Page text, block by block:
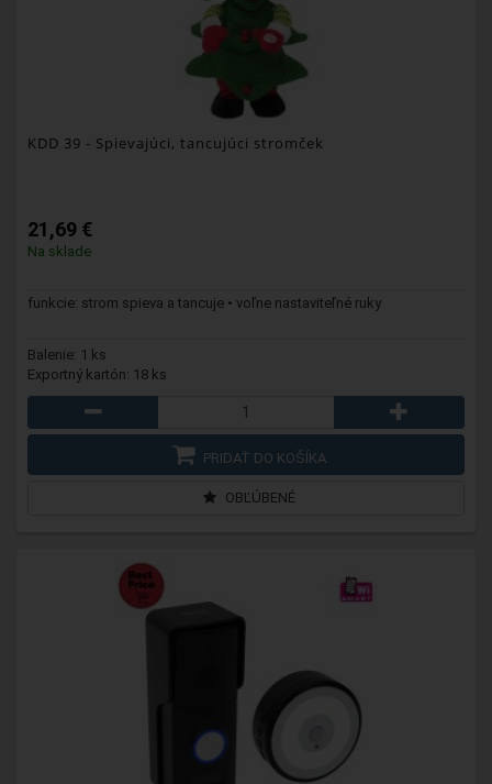
KDD 39 - Spievajúci, tancujúci stromček
21,69 €
Na sklade
funkcie: strom spieva a tancuje • voľne nastaviteľné ruky
Balenie: 1 ks
Exportný kartón: 18 ks
PRIDAŤ DO KOŠÍKA
OBĽÚBENÉ